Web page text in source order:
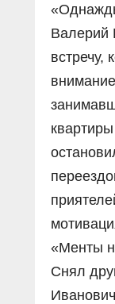
Валерий
встречу,
«Менты
Снял